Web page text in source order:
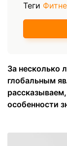
Теги
За несколько
глобальным
особенности